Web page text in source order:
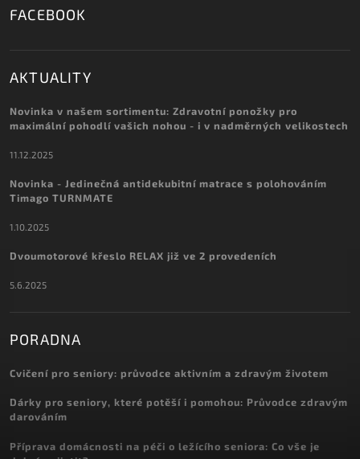
FACEBOOK
AKTUALITY
Novinka v našem sortimentu: Zdravotní ponožky pro
maximální pohodlí vašich nohou - i v nadměrných velikostech
11.12.2025
Novinka - Jedinečná antidekubitní matrace s polohováním
Timago TURNMATE
1.10.2025
Dvoumotorové křeslo RELAX již ve 2 provedeních
5.6.2025
PORADNA
Cvičení pro seniory: průvodce aktivním a zdravým životem
Dárky pro seniory, které potěší i pomohou: Průvodce zdravým
darováním
Příprava domácnosti na péči o ležícího seniora: Co vše je